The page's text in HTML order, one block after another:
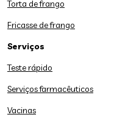
Torta de frango
Fricasse de frango
Serviços
Teste rápido
Serviços farmacêuticos
Vacinas